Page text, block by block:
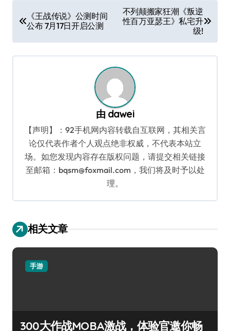
章
导
航
《王战传说》公测时间
公布 7月17日开启公测
不列颠搬家狂潮《叛逆
性百万亚瑟王》私宅升
级!
由 dawei
【声明】：92手机网内容转载自互联网，其相关言
论仅代表作者个人观点绝非权威，不代表本站立
场。如您发现内容存在版权问题，请提交相关链接
至邮箱：bqsm@foxmail.com，我们将及时予以处
理。
相关文章
手游
300大作战MOBA激战，体验官邀你畅